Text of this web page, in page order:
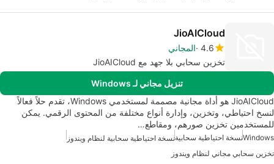
JioAICloud
4.6 المجاني
تخزين سحابي بلا جهد مع JioAICloud
تنزيل مجاني لـ Windows
JioAICloud هو أداة مجانية مصممة لمستخدمي Windows، تقدم حلاً فعالاً
لنسخ احتياطي، وتخزين، وإدارة أنواع مختلفة من المحتوى الرقمي. يمكن
للمستخدمين تخزين صورهم، ومقاطع…
Windowsنسخة احتياطية سحابيةنسخة احتياطية سحابية لنظام ويندوز
تخزين سحابي مجاني لنظام ويندوز